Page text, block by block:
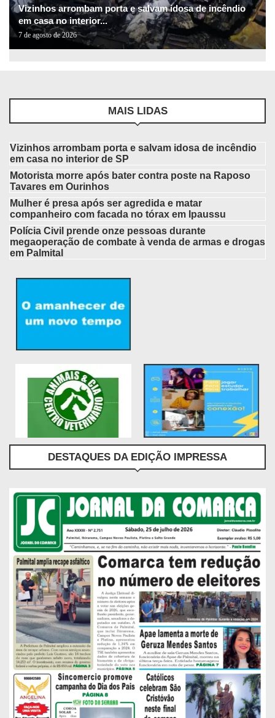
Vizinhos arrombam porta e salvam idosa de incêndio
em casa no interior...
7 de agosto de 2026
MAIS LIDAS
Vizinhos arrombam porta e salvam idosa de incêndio
em casa no interior de SP
Motorista morre após bater contra poste na Raposo
Tavares em Ourinhos
Mulher é presa após ser agredida e matar
companheiro com facada no tórax em Ipaussu
Polícia Civil prende onze pessoas durante
megaoperação de combate à venda de armas e drogas
em Palmital
DESTAQUES DA EDIÇÃO IMPRESSA